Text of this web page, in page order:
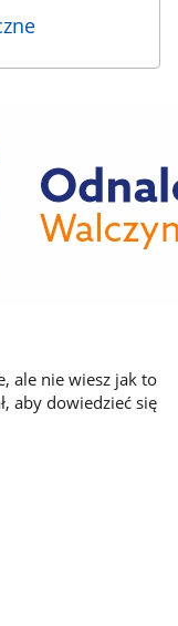
ale nie wiesz jak to
aby dowiedzieć się